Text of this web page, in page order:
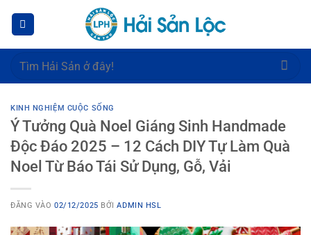
dung
Tìm
KINH NGHIỆM CUỘC SỐNG
Ý Tưởng Quà Noel Giáng Sinh Handmade
Độc Đáo 2025 – 12 Cách DIY Tự Làm Quà
Noel Từ Báo Tái Sử Dụng, Gỗ, Vải
ĐĂNG VÀO02/12/2025 BỞIADMIN HSL